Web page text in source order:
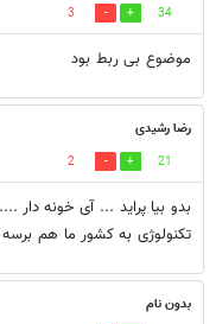
34
3
موضوع بی ربط بود
رضا رشیدی
21
2
بدو بیا پراید ... آی خونه دار
تکنولوژی به کشور ما هم
بدون نام